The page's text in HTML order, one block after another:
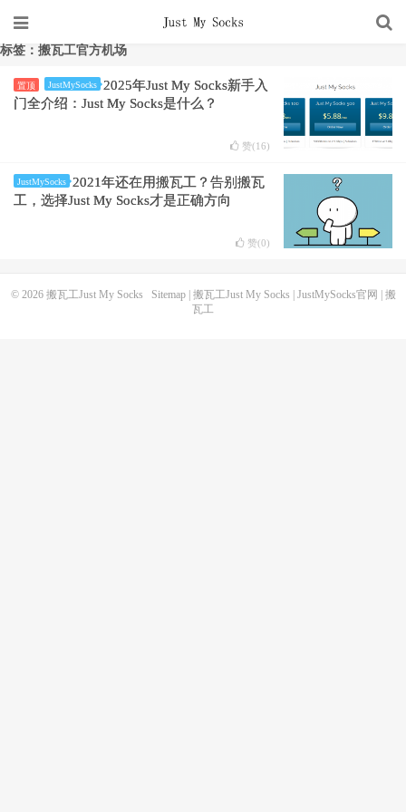
标签：搬瓦工官方机场
JustMySocks
2025年Just My Socks新手入
门全介绍：Just My Socks是什么？
置顶
赞(16)
JustMySocks
2021年还在用搬瓦工？告别搬瓦
工，选择Just My Socks才是正确方向
赞(0)
© 2026 搬瓦工Just My Socks Sitemap| 搬瓦工Just My Socks JustMySocks官网
搬
瓦工